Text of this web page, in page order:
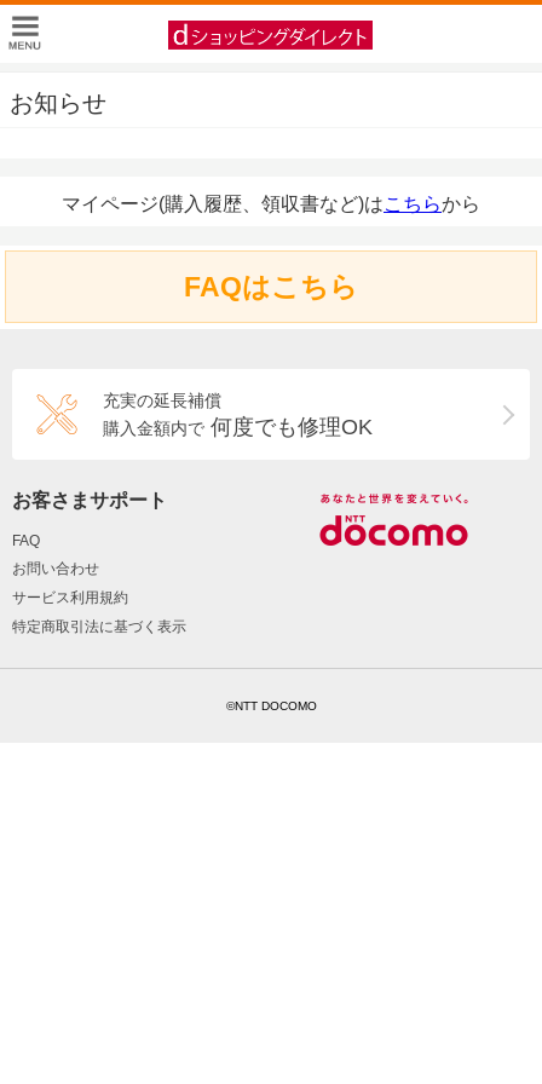
お知らせ
マイページ(購入履歴、領収書など)はこちらから
FAQはこちら
充実の延長補償
購入金額内で 何度でも修理OK
お客さまサポート
FAQ
お問い合わせ
サービス利用規約
特定商取引法に基づく表示
©NTT DOCOMO